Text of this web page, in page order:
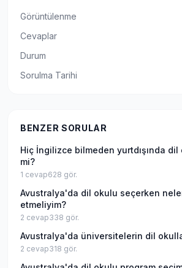
Görüntülenme
Cevaplar
Durum
Sorulma Tarihi
BENZER SORULAR
Hiç İngilizce bilmeden yurtdışında
mi?
1 cevap628 gör.
Avustralya'da dil okulu seçerken
etmeliyim?
2 cevap338 gör.
Avustralya'da üniversitelerin dil
2 cevap318 gör.